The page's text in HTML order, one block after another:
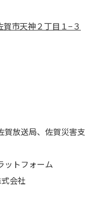
市天神２丁目１−３
賀放送局、佐賀災害支
ットフォーム
会社